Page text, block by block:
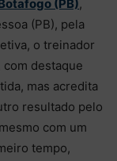
(PB),
(PB), pela
o treinador
destaque
mas acredita
resultado pelo
com um
tempo,